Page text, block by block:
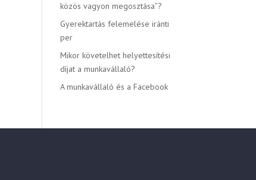
közös vagyon megosztása”?
Gyerektartás felemelése iránti
per
Mikor követelhet helyettesítési
díjat a munkavállaló?
A munkavállaló és a Facebook